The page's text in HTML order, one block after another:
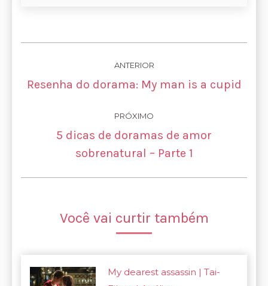
de
ANTERIOR
Post
Resenha do dorama: My man is a cupid
PRÓXIMO
Próximo
post:
5 dicas de doramas de amor
sobrenatural – Parte 1
Você vai curtir também
My dearest assassin | Tai-